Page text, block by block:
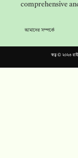
comprehensive
আমাদের সম্পর্কে
স্বত্ব © ২০২৩